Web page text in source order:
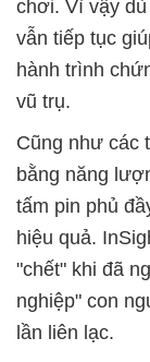
chơi. Vì vậy
vẫn tiếp tục
hành trình
vũ trụ.
Cũng như các
bằng năng
tấm pin phủ
hiệu quả.
"chết" khi đã
nghiệp" con
lần liên lạc.